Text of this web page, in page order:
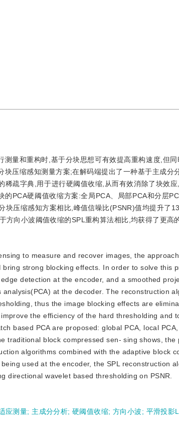
测量和重构时,基于分块思想可有效提高重构速度,但
块压缩感知测量方案;在解码端提出了一种基于主成
稀疏字典,用于进行硬阈值收缩,从而有效消除了块效
的PCA硬阈值收缩方案:全局PCA、局部PCA和分层
块压缩感知方案相比,峰值信噪比(PSNR)值均提升了
方向小波阈值收缩的SPL重构算法相比,均获得了更高
to measure and recover images, the
strong blocking effects. In order to solve this
detection at the encoder, and a smoothed
at the decoder. The reconstruction
thus the image blocking effects are
the efficiency of the hard thresholding and
based PCA are proposed: global PCA, local
traditional block compressed sen- sing shows,
algorithms combined with the adaptive block
used at the encoder, the SPL reconstruction
directional wavelet based thresholding on PSNR.
应测量; 主成分分析;硬阈值收缩;方向小波; 平滑投影